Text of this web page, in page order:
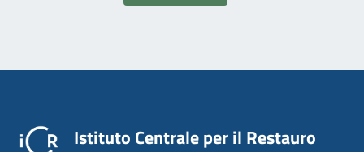
Istituto Centrale per il Restauro